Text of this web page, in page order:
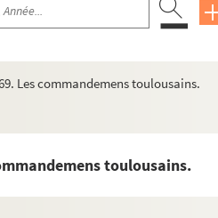
Les commandemens toulousains.
toulousains.
satyrique pour le terme des Etats
satyrique]. Considérations sur le
du grand baillage de Toulouse.